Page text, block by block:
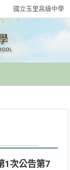
國立玉里高級中學
1次公告第7